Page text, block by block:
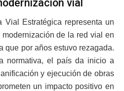
vial
Vial Estratégica representa un
de la red vial en
que por años estuvo rezagada.
normativa, el país da inicio a
y ejecución de obras
un impacto positivo en